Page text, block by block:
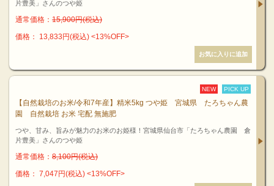
片豊美」さんのつや姫
通常価格： 15,900円(税込)
価格： 13,833円(税込) <13%OFF>
NEW PICK UP
【自然栽培のお米/令和7年産】精米5kg つや姫 宮城県 たろちゃん農
園 自然栽培 お米 宅配 無施肥
つや、甘み、旨みが魅力のお米のお姫様！宮城県仙台市「たろちゃん農園 倉
片豊美」さんのつや姫
通常価格： 8,100円(税込)
価格： 7,047円(税込) <13%OFF>